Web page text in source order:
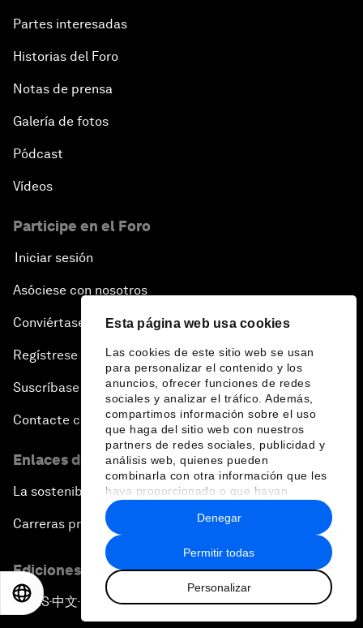
Esta página web usa cookies
Las cookies de este sitio web se usan
para personalizar el contenido y los
anuncios, ofrecer funciones de redes
sociales y analizar el tráfico. Además,
compartimos información sobre el uso
que haga del sitio web con nuestros
partners de redes sociales, publicidad y
análisis web, quienes pueden
combinarla con otra información que les
haya proporcionado o que hayan
recopilado a partir del uso que haya
hecho de sus servicios.
Permitir todas
Personalizar
Denegar
Partes interesadas
Historias del Foro
Notas de prensa
Galería de fotos
Pódcast
Vídeos
Participe en el Foro
Iniciar sesión
Asóciese con nosotros
Conviértase en miembro
Regístrese para recibir nuestras notas de prensa
Suscríbase a nuestros boletines
Contacte con nosotros
Enlaces directos
La sostenibilidad en el Foro
Carreras profesionales
Ediciones en otros idiomas
EN ES▪中文▪ 日本語
EN